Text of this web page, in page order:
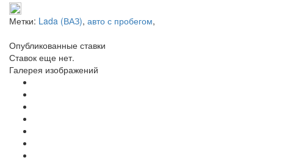
Метки: Lada (ВАЗ), авто с пробегом,
Опубликованные ставки
Ставок еще нет.
Галерея изображений